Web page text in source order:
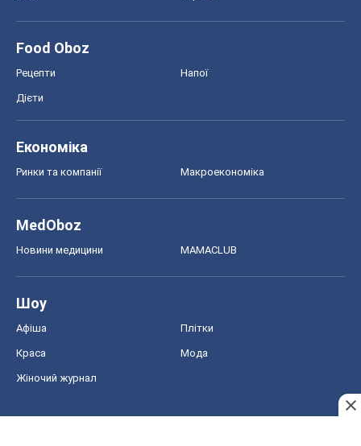
Food Oboz
Рецепти Напої
Дієти
Економіка
Ринки та компанії Макроекономіка
MedOboz
Новини медицини MAMACLUB
Шоу
Афіша Плітки
Краса Мода
Жіночий журнал